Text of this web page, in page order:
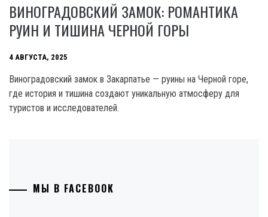
ВИНОГРАДОВСКИЙ ЗАМОК: РОМАНТИКА
РУИН И ТИШИНА ЧЕРНОЙ ГОРЫ
4 АВГУСТА, 2025
Виноградовский замок в Закарпатье — руины на Черной горе,
где история и тишина создают уникальную атмосферу для
туристов и исследователей.
МЫ В FACEBOOK